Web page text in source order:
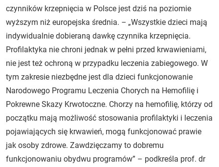
czynników krzepnięcia w Polsce jest dziś na poziomie
wyższym niż europejska średnia. – „Wszystkie dzieci mają
indywidualnie dobieraną dawkę czynnika krzepnięcia.
Profilaktyka nie chroni jednak w pełni przed krwawieniami,
nie jest też ochroną w przypadku leczenia zabiegowego. W
tym zakresie niezbędne jest dla dzieci funkcjonowanie
Narodowego Programu Leczenia Chorych na Hemofilię i
Pokrewne Skazy Krwotoczne. Chorzy na hemofilię, którzy od
początku mają możliwość stosowania profilaktyki i leczenia
pojawiających się krwawień, mogą funkcjonować prawie
jak osoby zdrowe. Zawdzięczamy to dobremu
funkcjonowaniu obydwu programów” – podkreśla prof. dr